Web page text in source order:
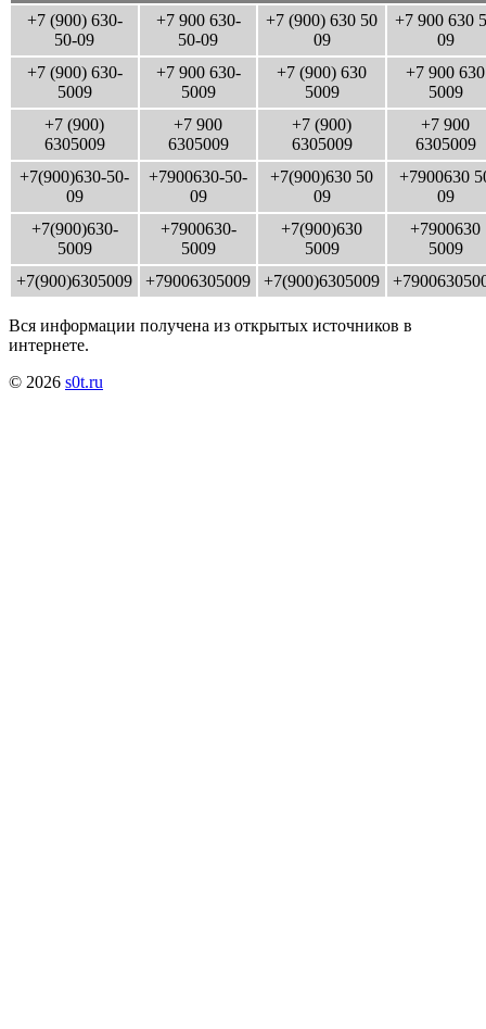
+7 (900) 630-
50-09
+7 900 630-
50-09
+7 (900) 630 50
09
+7 900 630
09
+7 (900) 630-
5009
+7 900 630-
5009
+7 (900) 630
5009
+7 900 630
5009
+7 (900)
6305009
+7 900
6305009
+7 (900)
6305009
+7 900
6305009
+7(900)630-50-
09
+7900630-50-
09
+7(900)630 50
09
+7900630
09
+7(900)630-
5009
+7900630-
5009
+7(900)630
5009
+7900630
5009
+7(900)6305009
+79006305009 +7(900)6305009
Вся информации получена из открытых источников в
интернете.
© 2026 s0t.ru